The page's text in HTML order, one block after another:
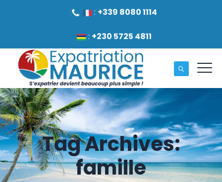
: +339 8080 1114
: +230 5725 4811
Tag Archives:
famille